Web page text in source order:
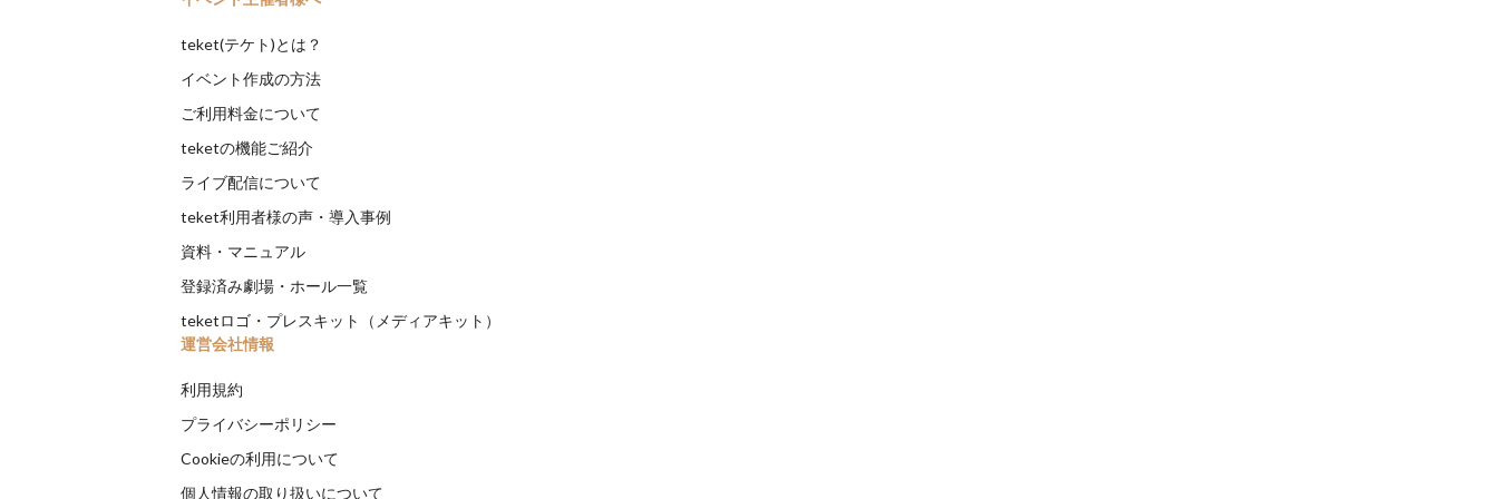
teket(テケト)とは？
イベント作成の方法
ご利用料金について
teketの機能ご紹介
ライブ配信について
teket利用者様の声・導入事例
資料・マニュアル
登録済み劇場・ホール一覧
teketロゴ・プレスキット（メディアキット）
運営会社情報
利用規約
プライバシーポリシー
Cookieの利用について
個人情報の取り扱いについて